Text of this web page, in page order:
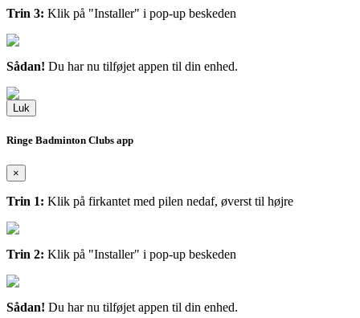
Trin 3: Klik på "Installer" i pop-up beskeden
Sådan! Du har nu tilføjet appen til din enhed.
Luk
Ringe Badminton Clubs app
×
Trin 1: Klik på firkantet med pilen nedaf, øverst til højre
Trin 2: Klik på "Installer" i pop-up beskeden
Sådan! Du har nu tilføjet appen til din enhed.